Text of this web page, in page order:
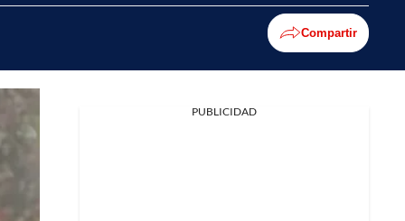
Compartir
PUBLICIDAD